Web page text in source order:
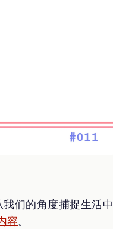
们的角度捕捉生活中
容。